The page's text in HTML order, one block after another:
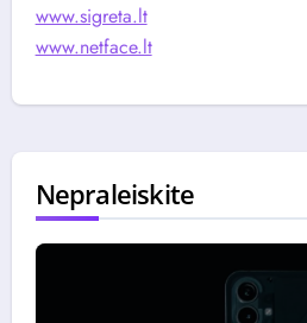
www.sigreta.lt
www.netface.lt
Nepraleiskite